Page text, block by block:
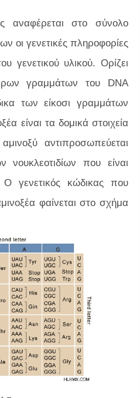
αναφέρεται στο σύνολο
οι γενετικές πληροφορίες
γενετικού υλικού. Ορίζει
γραμμάτων του DNA
των είκοσι γραμμάτων
είναι τα δομικά στοιχεία
αντιπροσωπεύεται
που είναι
γενετικός κώδικας που
φαίνεται στο σχήμα